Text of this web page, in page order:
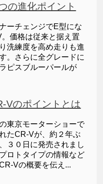
の進化ポイント
ーチェンジでE型にな
。価格は従来と据え置
洗練度を高め走りも進
。さらに全グレードに
ピスブルーパールが
Vのポイントとは
東京モーターショーで
たCR-Vが、約２年ぶ
３０日に発売されまし
ロトタイプの情報など
Vの概要を伝え...